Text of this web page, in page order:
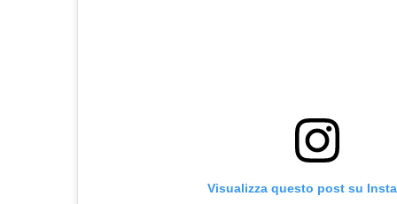
Visualizza questo post su